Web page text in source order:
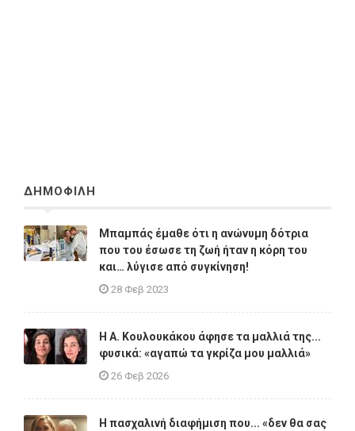
ΔΗΜΟΦΙΛΗ
Μπαμπάς έμαθε ότι η ανώνυμη δότρια
που του έσωσε τη ζωή ήταν η κόρη του
και… λύγισε από συγκίνηση!
28 Φεβ 2023
Η A. Κουλουκάκου άφησε τα μαλλιά της...
φυσικά: «αγαπώ τα γκρίζα μου μαλλιά»
26 Φεβ 2026
Η πασχαλινή διαφήμιση που... «δεν θα σας